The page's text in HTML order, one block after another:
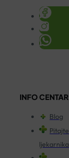
INFO CENTAR
Blog
Pitajte
ljekarnika